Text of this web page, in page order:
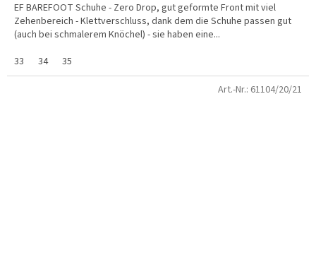
EF BAREFOOT Schuhe - Zero Drop, gut geformte Front mit viel
Zehenbereich - Klettverschluss, dank dem die Schuhe passen gut
(auch bei schmalerem Knöchel) - sie haben eine...
33
34 35
Art.-Nr.: 61104/20/21